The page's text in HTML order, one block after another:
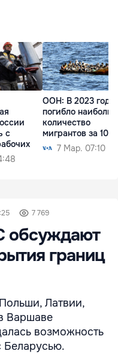
с
ООН: В 2023 году
погибло
количество
мигрантов за 10
7 Мар. 07:10
7 769
обсуждают
границ
Латвии,
Варшаве
возможность
Беларусью.